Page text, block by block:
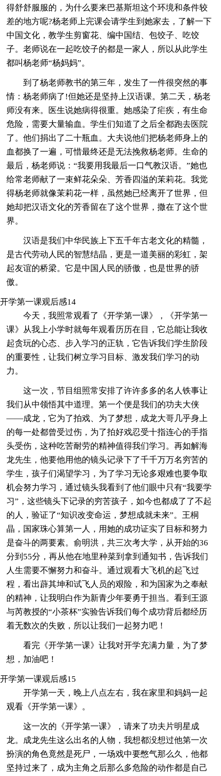
得舒舒服服的，为什么要来巴基斯坦这个环境和条件较
差的地方呢?杨老师上完课会请学生到她家去，了解一下
中国文化，教学生剪窗花、编中国结、包饺子、吃饺
子。老师说在一起吃饺子的都是一家人，所以从此学生
都叫杨老师“杨妈妈”。
到了杨老师教书的第三年，发生了一件很突然的事
情：杨老师病了!但她还是坚持上汉语课。第二天，杨老
师没有来。医生说她病得很重。她感染了疟疾，有生命
危险，需要大量输血。学生们知道了之后全都跑去医院
了。他们捐出了二十瓶血。大夫说他们把杨老师身上的
血都换了一遍，可惜最终还是无法挽救杨老师。生命的
最后，杨老师说：“我要用我最后一口气教汉语。”她也
给常老师献了一束鲜花朵朵、芳香四溢的茉莉花。我觉
得杨老师就像茉莉花一样，虽然她已经离开了世界，但
她却把汉语文化的芳香留在了这个世界，撒在了这个世
界。
汉语是我们中华民族上下五千年古老文化的精髓，
是古代劳动人民的智慧结晶，更是一道美丽的彩虹，架
起友谊的桥梁。它是中国人民的骄傲，也是世界的骄
傲。
开学第一课观后感14
今天，我照常观看了《开学第一课》，《开学第一
课》从我上小学时就每年观看历历在目，它总能让我收
起贪玩的心态、步入学习的正轨，它告诉我们学生阶段
的重要性，让我们树立学习目标、激发我们学习的动
力。
这一次，节目组照常安排了许许多多的名人铁事让
我们从中领悟其中道理。第一个便是我们的功夫大侠
——成龙，它为了拍戏、为了梦想，成龙大哥几乎身上
的每一处都曾受过伤，为了拍好戏忍受十指连心的手指
头受伤，这种吃苦耐劳的精神值得我们学习。再如解海
龙先生，他要他用他的镜头记录下了千千万万名穷苦的
学生，孩子们渴望学习，为了学习无论多艰难也要争取
机会努力学习，通过镜头我看到了他们眼中只有“我要学
习”，这些镜头下记录的穷苦孩子，如今也都成了了不起
的人，验证了“知识改变命运，梦想成就未来”。王桐
晶，国家珠心算第一人，用她的成功证实了目标和努力
是奋斗的两要素。俞明洪，共三次考大学，从开始的36
分到55分，再从他在地里种菜到拿到通知书，告诉我们
人生需要不懈努力和奋斗。通过观看大飞机的起飞过
程，看出薜其坤和试飞人员的艰险，和为国家为之奉献
的精神，让我明白作为新青少年要勇于担当。看到王源
与芮教授的“小茶杯”实验告诉我们每个成功背后都经历
着无数次的失败，所以让我们一起努力吧！
看完《开学第一课》让我对开学充满力量，为了梦
想，加油吧！
开学第一课观后感15
开学第一天，晚上八点左右，我在家里和妈妈一起
观看《开学第一课》。
这一次的《开学第一课》，请来了功夫片明星成
龙。成龙先生这么出名的人物，我想都没想过他第一次
扮演的角色竟然是死尸，一场戏中要憋气那么久，他都
坚持过来了，成为主角之后那么多危险的动作都是自己